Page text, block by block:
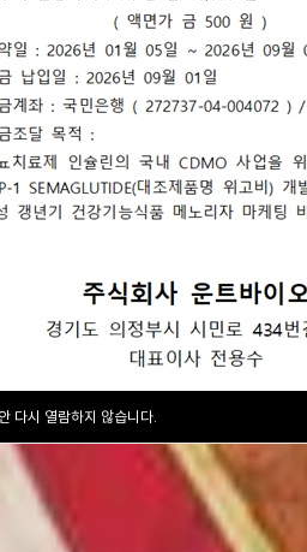
다시 열람하지 않습니다.